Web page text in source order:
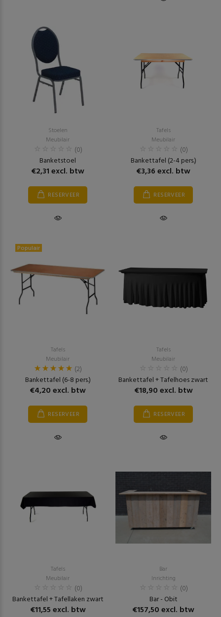
Stoelen
Meubilair
(0)
Banketstoel
€2,31 excl. btw
RESERVEER
Tafels
Meubilair
(0)
Bankettafel (2-4 pers.)
€3,36 excl. btw
RESERVEER
Populair
Tafels
Meubilair
(2)
Bankettafel (6-8 pers.)
€4,20 excl. btw
RESERVEER
Tafels
Meubilair
(0)
Bankettafel + Tafelhoes zwart
€18,90 excl. btw
RESERVEER
Tafels
Meubilair
(0)
Bankettafel + Tafellaken zwart
€11,55 excl. btw
Bar
Inrichting
(0)
Bar - Obit
€157,50 excl. btw